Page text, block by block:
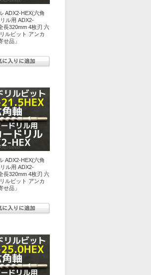
ADX2-HEX(六角
ル用 ADX2-
長320mm 4枚刃 六
ルビット アンカ
せ品」
ADX2-HEX(六角
ル用 ADX2-
長320mm 4枚刃 六
ルビット アンカ
せ品」